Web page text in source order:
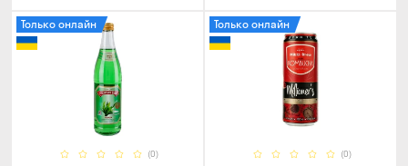
(0)
Только онлайн
(0)
Только онлайн